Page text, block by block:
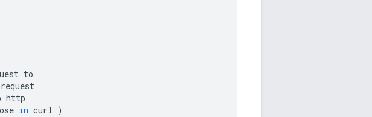
to
request
http
in curl )